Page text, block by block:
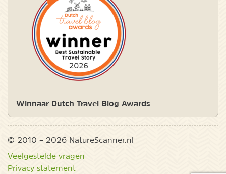
Winnaar Dutch Travel Blog Awards
© 2010 – 2026 NatureScanner.nl
Veelgestelde vragen
Privacy statement